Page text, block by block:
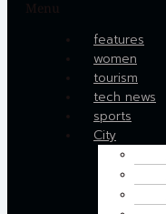
Menu
features
women
tourism
tech news
sports
City